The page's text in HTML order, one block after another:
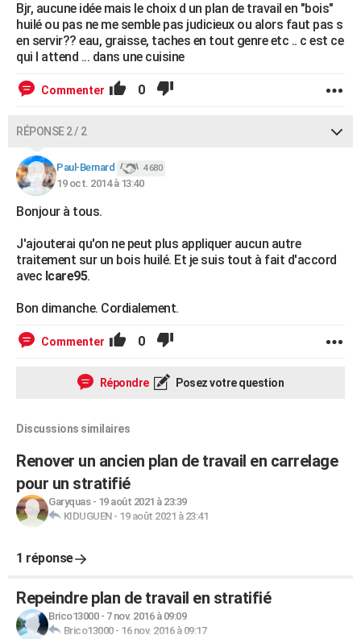
Dictionnaire
Biographies
Citations
Expressions
Proverbes
PROGRAMME TV
COPAINS D'AVANT
AVIS DE DÉCÈS
Bjr, aucune idée mais le choix d un plan de travail en "bois"
huilé ou pas ne me semble pas judicieux ou alors faut pas s
en servir?? eau, graisse, taches en tout genre etc .. c est ce
qui l attend ... dans une cuisine
Commenter 0
RÉPONSE 2 / 2
Paul-Bernard 4 680
19 oct. 2014 à 13:40
Bonjour à tous.
J'ajouterai qu'on ne peut plus appliquer aucun autre
traitement sur un bois huilé. Et je suis tout à fait d'accord
avec Icare95.
Bon dimanche. Cordialement.
Commenter 0
Répondre Posez votre question
Discussions similaires
Renover un ancien plan de travail en carrelage
pour un stratifié
Garyquas- 19 août 2021 à 23:39
KIDUGUEN- 19 août 2021 à 23:41
1 réponse
Repeindre plan de travail en stratifié
Brico13000- 7 nov. 2016 à 09:09
Brico13000- 16 nov. 2016 à 09:17